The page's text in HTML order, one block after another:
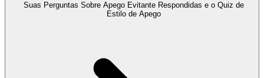
Suas Perguntas Sobre Apego Evitante Respondidas e o Quiz de
Estilo de Apego